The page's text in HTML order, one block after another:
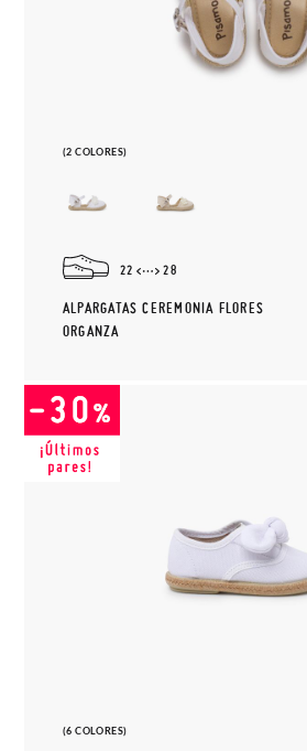
(2 COLORES)
22 28
ALPARGATAS CEREMONIA FLORES
ORGANZA
(6 COLORES)